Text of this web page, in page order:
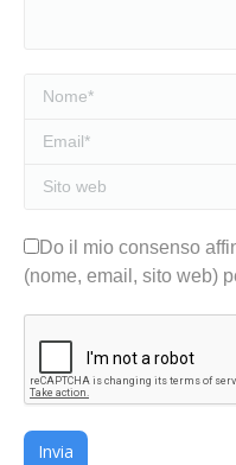
Nome *
Email *
Sito web
Do il mio consenso
(nome, email, sito web)
Invia